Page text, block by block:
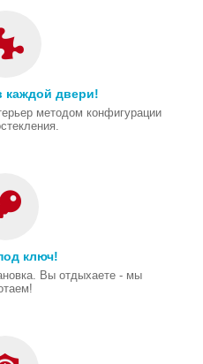
каждой двери!
методом конфигурации
ключ!
Вы отдыхаете - мы